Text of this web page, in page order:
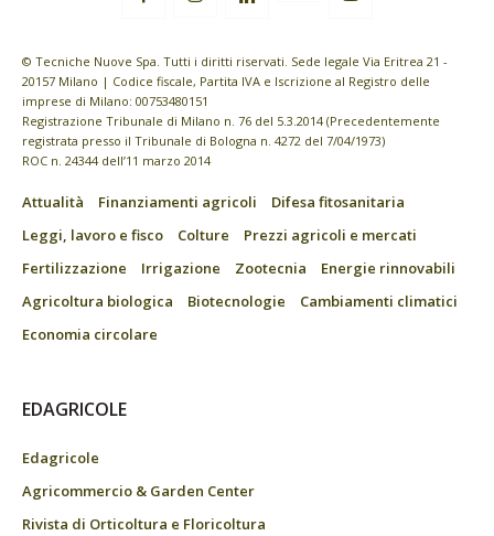
© Tecniche Nuove Spa. Tutti i diritti riservati. Sede legale Via Eritrea 21 -
20157 Milano | Codice fiscale, Partita IVA e Iscrizione al Registro delle
imprese di Milano: 00753480151
Registrazione Tribunale di Milano n. 76 del 5.3.2014 (Precedentemente
registrata presso il Tribunale di Bologna n. 4272 del 7/04/1973)
ROC n. 24344 dell’11 marzo 2014
Attualità Finanziamenti agricoli
Difesa fitosanitaria
Leggi, lavoro e fisco
Colture
Prezzi agricoli e mercati
Fertilizzazione
Irrigazione Zootecnia
Energie rinnovabili
Agricoltura biologica
Biotecnologie
Cambiamenti climatici
Economia circolare
EDAGRICOLE
Edagricole
Agricommercio & Garden Center
Rivista di Orticoltura e Floricoltura